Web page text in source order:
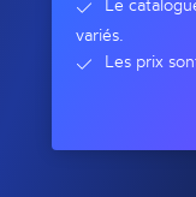
variés.
Les prix